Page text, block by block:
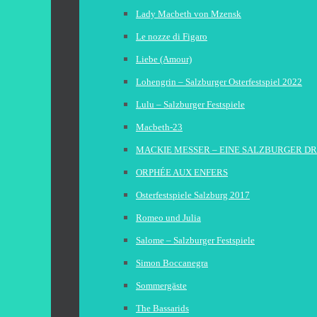
Lady Macbeth von Mzensk
Le nozze di Figaro
Liebe (Amour)
Lohengrin – Salzburger Osterfestspiel 2022
Lulu – Salzburger Festspiele
Macbeth-23
MACKIE MESSER – EINE SALZBURGER
ORPHÉE AUX ENFERS
Osterfestspiele Salzburg 2017
Romeo und Julia
Salome – Salzburger Festspiele
Simon Boccanegra
Sommergäste
The Bassarids